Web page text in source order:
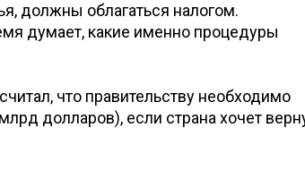
должны облагаться налогом.
думает, какие именно процедуры
что правительству необходимо
долларов), если страна хочет